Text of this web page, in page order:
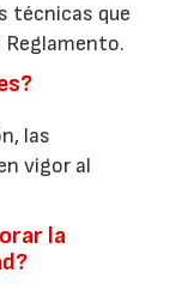
técnicas que
las
vigor al
la